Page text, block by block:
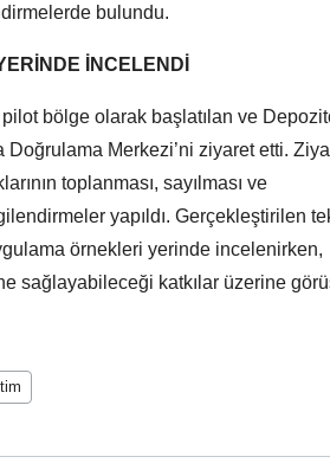
bulundu.
İNCELENDİ
pilot bölge olarak başlatılan ve
Merkezi’ni ziyaret etti.
toplanması, sayılması ve
yapıldı. Gerçekleştirilen
örnekleri yerinde incelenirken,
sağlayabileceği katkılar üzerine